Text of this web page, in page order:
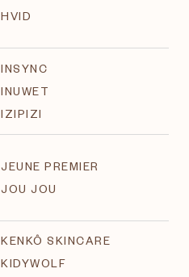
HVID
INSYNC
INUWET
IZIPIZI
JEUNE PREMIER
JOU JOU
KENKÔ SKINCARE
KIDYWOLF